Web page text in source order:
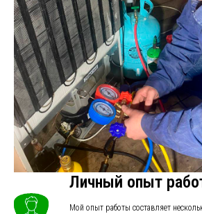
Личный опыт
Мой опыт работы составляет